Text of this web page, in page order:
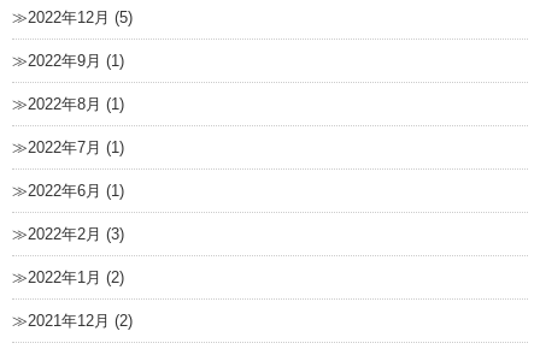
2022年12月 (5)
2022年9月 (1)
2022年8月 (1)
2022年7月 (1)
2022年6月 (1)
2022年2月 (3)
2022年1月 (2)
2021年12月 (2)